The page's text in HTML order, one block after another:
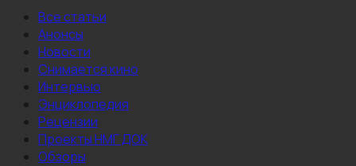
Все статьи
Анонсы
Новости
Снимается кино
Интервью
Энциклопедия
Рецензии
Проекты НМГ ДОК
Обзоры